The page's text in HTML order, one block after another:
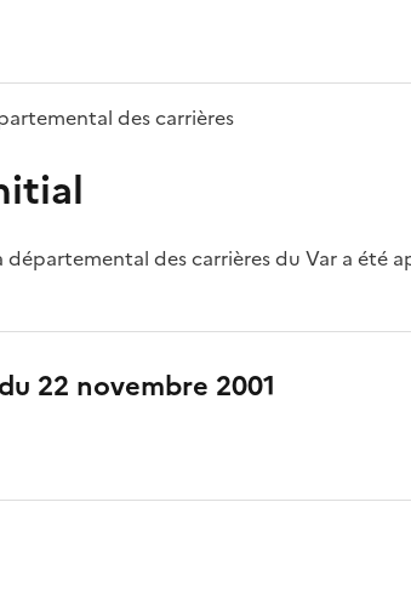
des carrières
des carrières du Var a été
22 novembre 2001